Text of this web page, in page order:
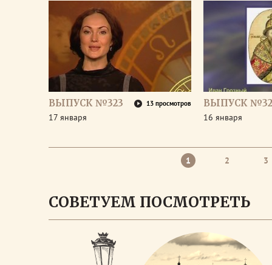
ВЫПУСК №323 13 просмотров
17 января
ВЫПУСК
16 января
1 2 3
СОВЕТУЕМ ПОСМОТРЕТЬ